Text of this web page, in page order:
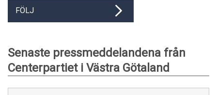
FÖLJ
Senaste pressmeddelandena från
Centerpartiet i Västra Götaland